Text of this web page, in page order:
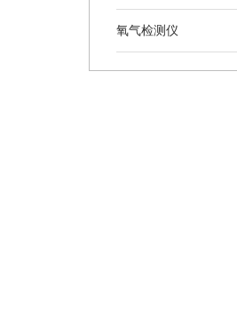
氧气检测仪